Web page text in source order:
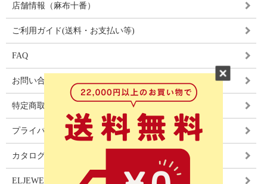
店舗情報（麻布十番）
ご利用ガイド(送料・お支払い等)
FAQ
お問い合わせ
特定商取引法に基づく表記
プライバシーポリシー
カタログ
ELJEWEL LIGHITNG